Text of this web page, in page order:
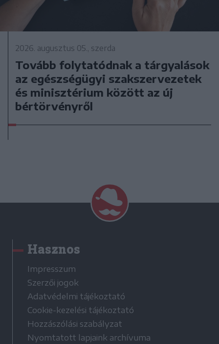
2026. augusztus 05., szerda
Tovább folytatódnak a tárgyalások
az egészségügyi szakszervezetek
és minisztérium között az új
bértörvényről
Hasznos
Impresszum
Szerzői jogok
Adatvédelmi tájékoztató
Cookie-kezelési tájékoztató
Hozzászólási szabályzat
Nyomtatott lapjaink archívuma